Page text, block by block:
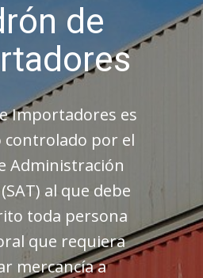
de
Importadores es
por el
Administración
al que debe
toda persona
que requiera
mercancía a